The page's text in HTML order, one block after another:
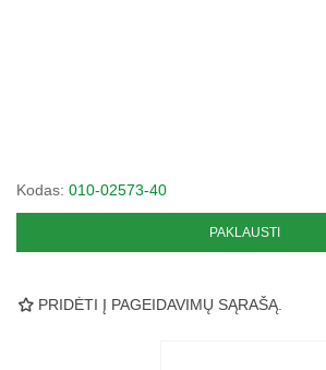
Kodas: 010-02573-40
PAKLAUSTI
PRIDĖTI Į PAGEIDAVIMŲ SĄRAŠĄ.